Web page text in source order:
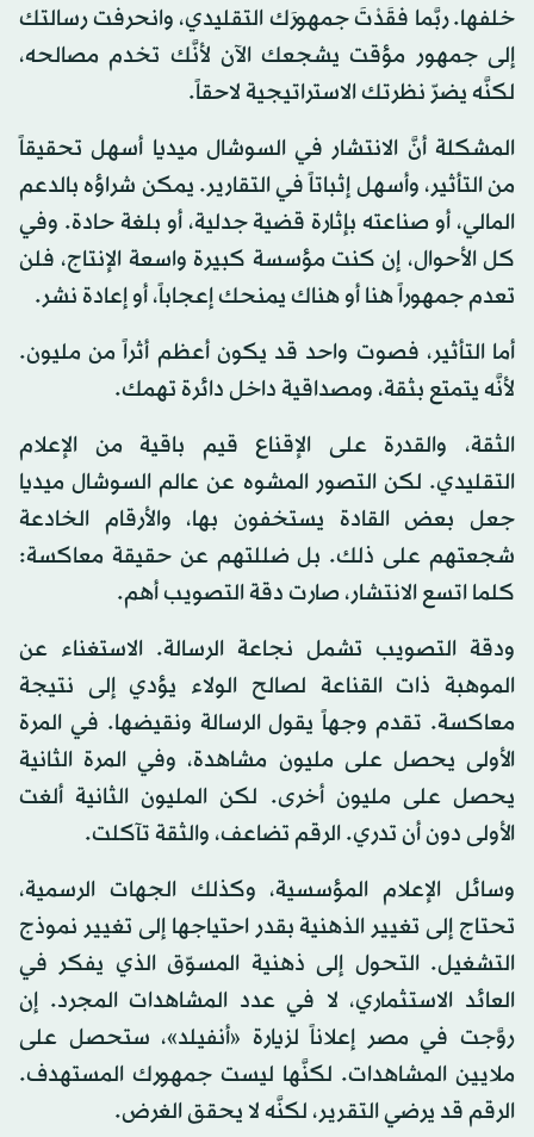
خلفها. ربَّما فقَدْتَ جمهورَك التقليدي، وانحرفت رسالتك
إلى جمهور مؤقت يشجعك الآن لأنَّك تخدم مصالحه،
لكنَّه يضرّ نظرتك الاستراتيجية لاحقاً.
المشكلة أنَّ الانتشار في السوشال ميديا أسهل تحقيقاً
من التأثير، وأسهل إثباتاً في التقارير. يمكن شراؤه بالدعم
المالي، أو صناعته بإثارة قضية جدلية، أو بلغة حادة. وفي
كل الأحوال، إن كنت مؤسسة كبيرة واسعة الإنتاج، فلن
تعدم جمهوراً هنا أو هناك يمنحك إعجاباً، أو إعادة نشر.
أما التأثير، فصوت واحد قد يكون أعظم أثراً من مليون.
لأنَّه يتمتع بثقة، ومصداقية داخل دائرة تهمك.
الثقة، والقدرة على الإقناع قيم باقية من الإعلام
التقليدي. لكن التصور المشوه عن عالم السوشال ميديا
جعل بعض القادة يستخفون بها، والأرقام الخادعة
شجعتهم على ذلك. بل ضللتهم عن حقيقة معاكسة:
كلما اتسع الانتشار، صارت دقة التصويب أهم.
ودقة التصويب تشمل نجاعة الرسالة. الاستغناء عن
الموهبة ذات القناعة لصالح الولاء يؤدي إلى نتيجة
معاكسة. تقدم وجهاً يقول الرسالة ونقيضها. في المرة
الأولى يحصل على مليون مشاهدة، وفي المرة الثانية
يحصل على مليون أخرى. لكن المليون الثانية ألغت
الأولى دون أن تدري. الرقم تضاعف، والثقة تآكلت.
وسائل الإعلام المؤسسية، وكذلك الجهات الرسمية،
تحتاج إلى تغيير الذهنية بقدر احتياجها إلى تغيير نموذج
التشغيل. التحول إلى ذهنية المسوّق الذي يفكر في
العائد الاستثماري، لا في عدد المشاهدات المجرد. إن
روَّجت في مصر إعلاناً لزيارة «أنفيلد»، ستحصل على
ملايين المشاهدات. لكنَّها ليست جمهورك المستهدف.
الرقم قد يرضي التقرير، لكنَّه لا يحقق الغرض.